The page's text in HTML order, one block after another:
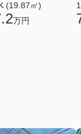
(19.87㎡)
万円